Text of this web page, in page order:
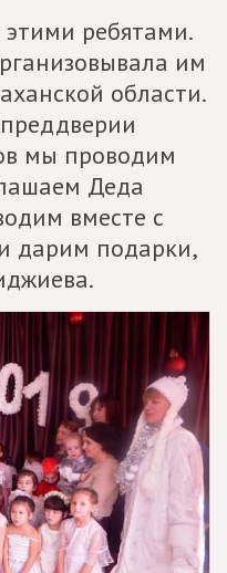
ребятами.
им
области.
мы проводим
Деда
вместе с
дарим подарки,